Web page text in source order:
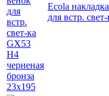
Ecola
для встр.